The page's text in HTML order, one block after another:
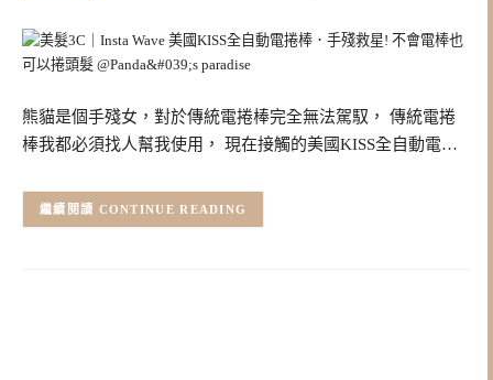
熊貓是個手殘女，對於傳統電捲棒完全無法駕馭， 傳統電捲
棒我都必須找人幫我使用， 現在接觸的美國KISS全自動電…
CONTINUE READING